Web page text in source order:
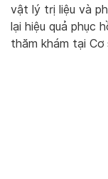
vật lý trị liệu và
lại hiệu quả phục
thăm khám tại Cơ